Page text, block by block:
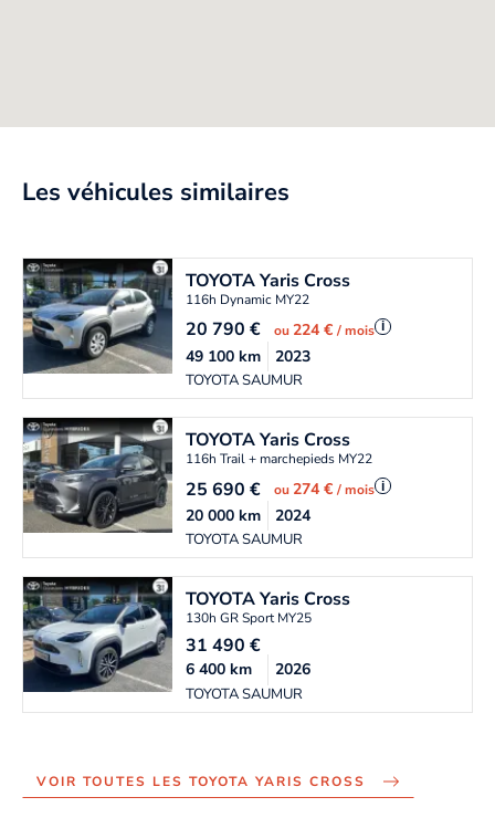
Les véhicules similaires
TOYOTAYaris Cross
116h Dynamic MY22
20 790€ ou224 €/ mois i
TOYOTA SAUMUR
49 100km 2023
TOYOTAYaris Cross
116h Trail + marchepieds MY22
25 690€ ou274 €/ mois i
TOYOTA SAUMUR
20 000km 2024
TOYOTAYaris Cross
130h GR Sport MY25
31 490€
TOYOTA SAUMUR
6 400km 2026
VOIR TOUTES LES TOYOTA YARIS CROSS